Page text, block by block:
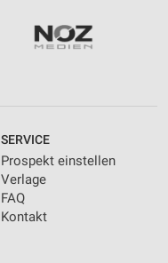
SERVICE
Prospekt einstellen
Verlage
FAQ
Kontakt